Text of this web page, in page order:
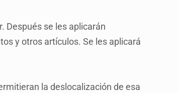
Después se les aplicarán
y otros artículos. Se les aplicará
la deslocalización de esa